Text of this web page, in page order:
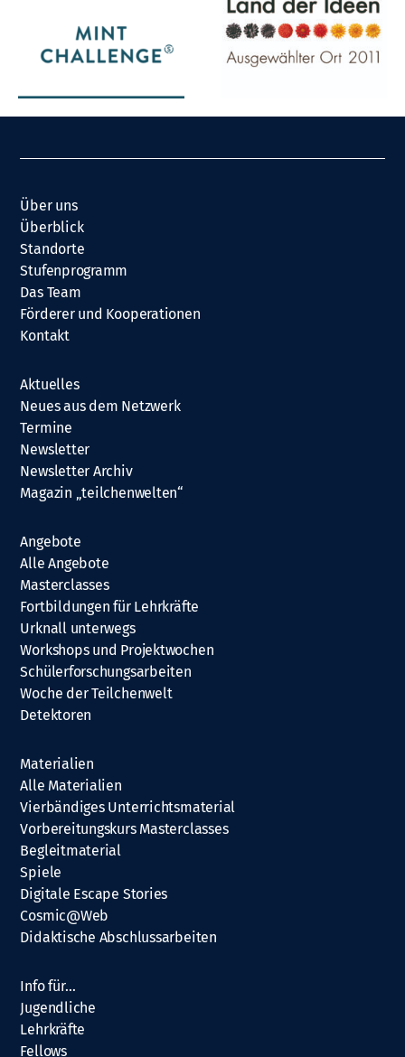
Über uns
Überblick
Standorte
Stufenprogramm
Das Team
Förderer und Kooperationen
Kontakt
Aktuelles
Neues aus dem Netzwerk
Termine
Newsletter
Newsletter Archiv
Magazin „teilchenwelten“
Angebote
Alle Angebote
Masterclasses
Fortbildungen für Lehrkräfte
Urknall unterwegs
Workshops und Projektwochen
Schülerforschungsarbeiten
Woche der Teilchenwelt
Detektoren
Materialien
Alle Materialien
Vierbändiges Unterrichtsmaterial
Vorbereitungskurs Masterclasses
Begleitmaterial
Spiele
Digitale Escape Stories
Cosmic@Web
Didaktische Abschlussarbeiten
Info für…
Jugendliche
Lehrkräfte
Fellows